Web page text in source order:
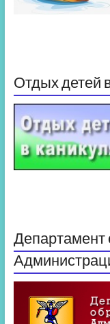
Отдых детей
Департамент